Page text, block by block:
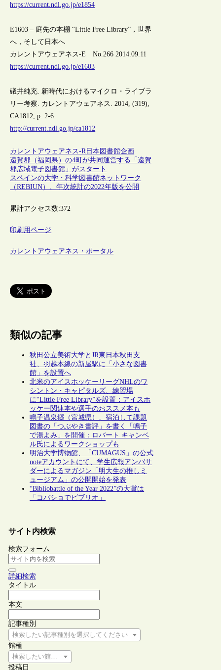
https://current.ndl.go.jp/e1854
E1603 – 庭先の本棚 “Little Free Library”，世界
へ，そして日本へ
カレントアウェアネス-E No.266 2014.09.11
https://current.ndl.go.jp/e1603
礒井純充. 新時代におけるマイクロ・ライブラ
リー考察. カレントアウェアネス. 2014, (319),
CA1812, p. 2-6.
http://current.ndl.go.jp/ca1812
カレントアウェアネス-R日本 図書館企画
遠賀郡（福岡県）の4町が共同運営する「遠賀
郡広域電子図書館」がスタート
スペインの大学・科学図書館ネットワーク
（REBIUN）、年次統計の2022年版を公開
累計アクセス数:372
印刷用ページ
カレントアウェアネス・ポータル
類似の記事
秋田公立美術大学とJR東日本秋田支
社、羽越本線の新屋駅に「小さな図書
館」を設置へ
北米のアイスホッケーリーグNHLのワ
シントン・キャピタルズ、練習場
に“Little Free Library”を設置：アイスホ
ッケー関連本や選手のおススメ本も
鳴子温泉郷（宮城県）、宿泊して課題
図書の「つぶやき書評」を書く「鳴子
で湯よみ」を開催：ロバート キャンベ
ル氏によるワークショップも
明治大学博物館、「CUMAGUS」の公式
noteアカウントにて、学生広報アンバサ
ダーによるマガジン「明大生の推しミ
ュージアム」の公開開始を発表
“Bibliobattle of the Year 2022”の大賞は
「コバショでビブリオ」
サイト内検索
検索フォーム
詳細検索
タイトル
本文
記事種別
検索したい記事種別を選択してください
館種
検索したい館種を選択してください
投稿日